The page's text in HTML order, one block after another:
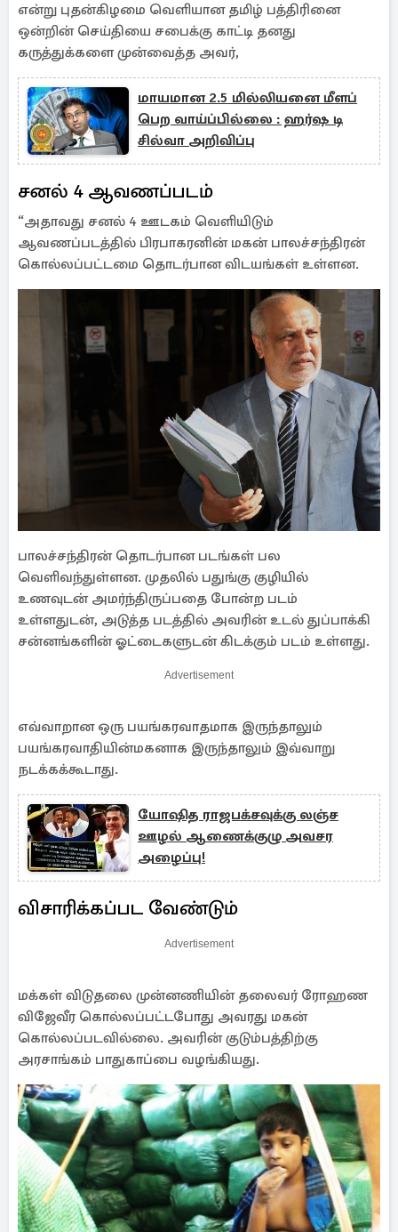
என்று புதன்கிழமை வெளியான தமிழ் பத்திரினை
ஒன்றின் செய்தியை சபைக்கு காட்டி தனது
கருத்துக்களை முன்வைத்த அவர்,
மாயமான 2.5 மில்லியனை மீளப்
பெற வாய்ப்பில்லை : ஹர்ஷ டி
சில்வா அறிவிப்பு
சனல் 4 ஆவணப்படம்
“அதாவது சனல் 4 ஊடகம் வெளியிடும்
ஆவணப்படத்தில் பிரபாகரனின் மகன் பாலச்சந்திரன்
கொல்லப்பட்டமை தொடர்பான விடயங்கள் உள்ளன.
பாலச்சந்திரன் தொடர்பான படங்கள் பல
வெளிவந்துள்ளன. முதலில் பதுங்கு குழியில்
உணவுடன் அமர்ந்திருப்பதை போன்ற படம்
உள்ளதுடன், அடுத்த படத்தில் அவரின் உடல் துப்பாக்கி
சன்னங்களின் ஓட்டைகளுடன் கிடக்கும் படம் உள்ளது.
Advertisement
எவ்வாறான ஒரு பயங்கரவாதமாக இருந்தாலும்
பயங்கரவாதியின்மகனாக இருந்தாலும் இவ்வாறு
நடக்கக்கூடாது.
யோஷித ராஜபக்சவுக்கு லஞ்ச
ஊழல் ஆணைக்குழு அவசர
அழைப்பு!
விசாரிக்கப்பட வேண்டும்
Advertisement
மக்கள் விடுதலை முன்னணியின் தலைவர் ரோஹண
விஜேவீர கொல்லப்பட்டபோது அவரது மகன்
கொல்லப்படவில்லை. அவரின் குடும்பத்திற்கு
அரசாங்கம் பாதுகாப்பை வழங்கியது.